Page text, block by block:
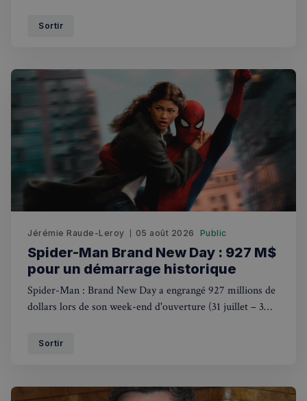
programme.
Sortir
Jérémie Raude-Leroy 05 août 2026 Public
Spider-Man Brand New Day : 927 M$
pour un démarrage historique
Spider-Man : Brand New Day a engrangé 927 millions de
dollars lors de son week-end d'ouverture (31 juillet – 3
l'histoire du cinéma.
Sortir